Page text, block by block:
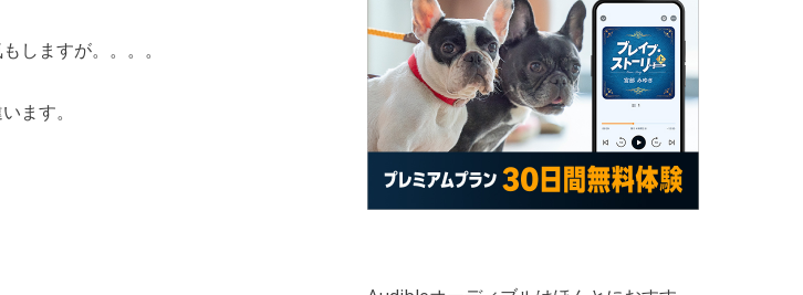
しますが。。。。
ます。